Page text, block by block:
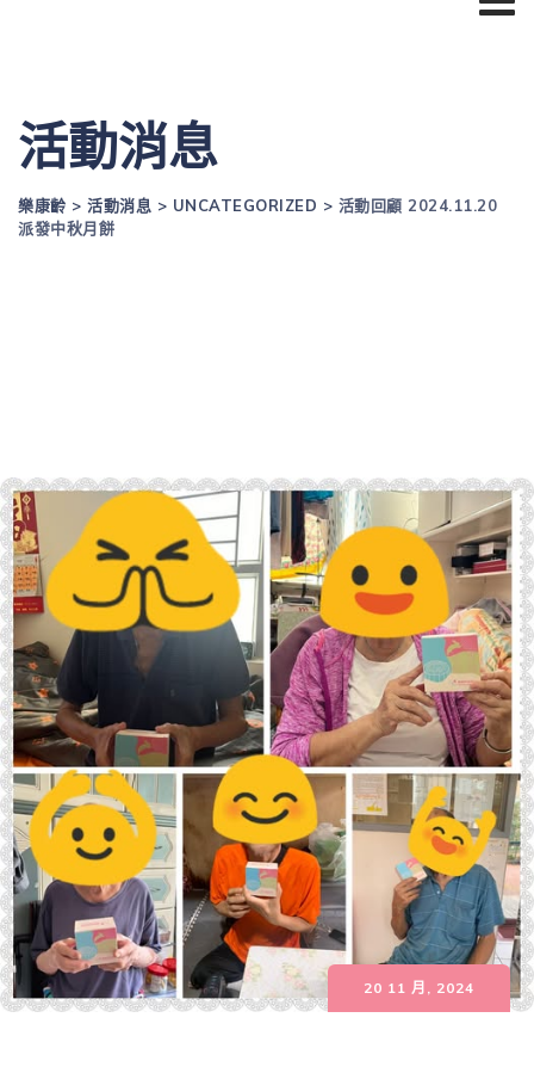
活動消息
樂康齡 > 活動消息 > UNCATEGORIZED > 活動回顧 2024.11.20
派發中秋月餅
20 11 月, 2024